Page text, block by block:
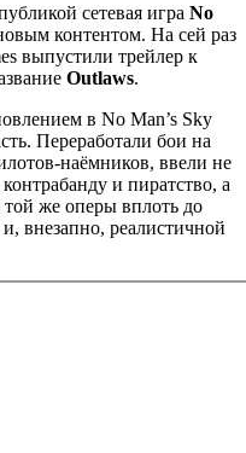
сетевая игра No
контентом. На сей раз
выпустили трейлер к
Outlaws.
в No Man’s Sky
Переработали бои на
наёмников, ввели не
и пиратство, а
же оперы вплоть до
внезапно, реалистичной